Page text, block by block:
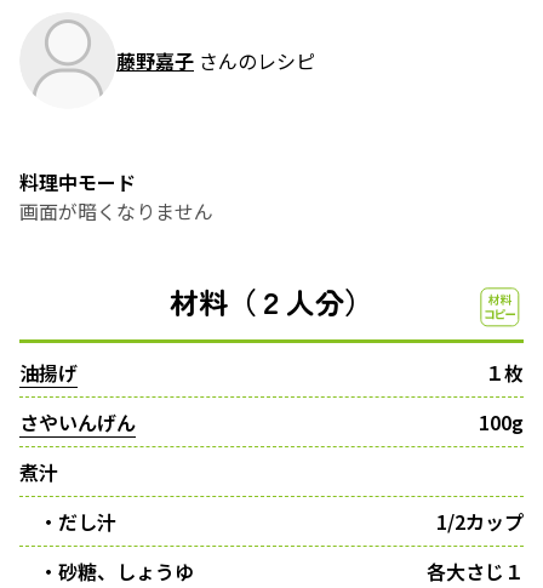
藤野嘉子 さんのレシピ
料理中モード
画面が暗くなりません
材料（２人分）
油揚げ
１枚
さやいんげん
100g
煮汁
・だし汁
1/2カップ
・砂糖、しょうゆ
各大さじ１